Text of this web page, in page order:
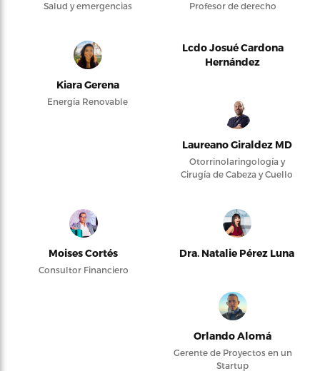
Salud y emergencias Profesor de derecho
Kiara Gerena
Energía Renovable
Lcdo Josué Cardona
Hernández
Laureano Giraldez MD
Otorrinolaringología y
Cirugía de Cabeza y Cuello
Moises Cortés
Consultor Financiero
Dra. Natalie Pérez Luna
Orlando Alomá
Gerente de Proyectos en un
Startup